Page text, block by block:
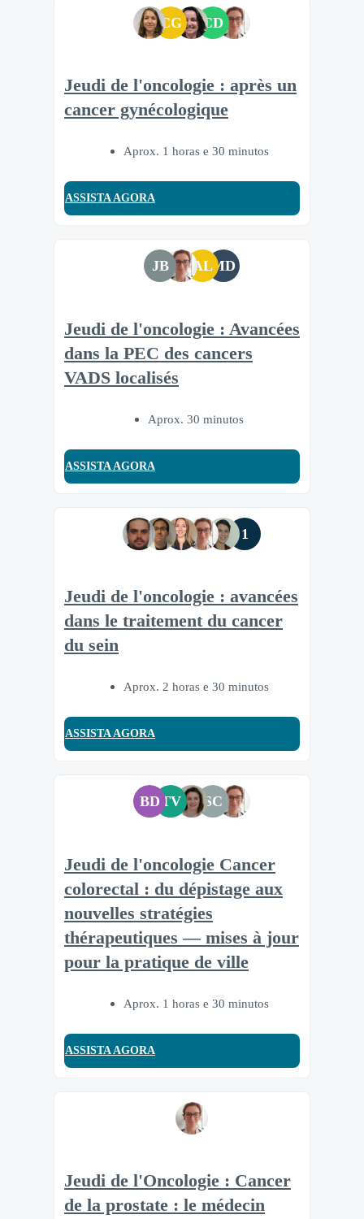
CG CD
Jeudi de l'oncologie : après un
cancer gynécologique
Aprox. 1 horas e 30 minutos
ASSISTA AGORA
JB ALMD
Jeudi de l'oncologie : Avancées
dans la PEC des cancers
VADS localisés
Aprox. 30 minutos
ASSISTA AGORA
1
Jeudi de l'oncologie : avancées
dans le traitement du cancer
du sein
Aprox. 2 horas e 30 minutos
ASSISTA AGORA
BD TV SC
Jeudi de l'oncologie Cancer
colorectal : du dépistage aux
nouvelles stratégies
thérapeutiques — mises à jour
pour la pratique de ville
Aprox. 1 horas e 30 minutos
ASSISTA AGORA
Jeudi de l'Oncologie : Cancer
de la prostate : le médecin